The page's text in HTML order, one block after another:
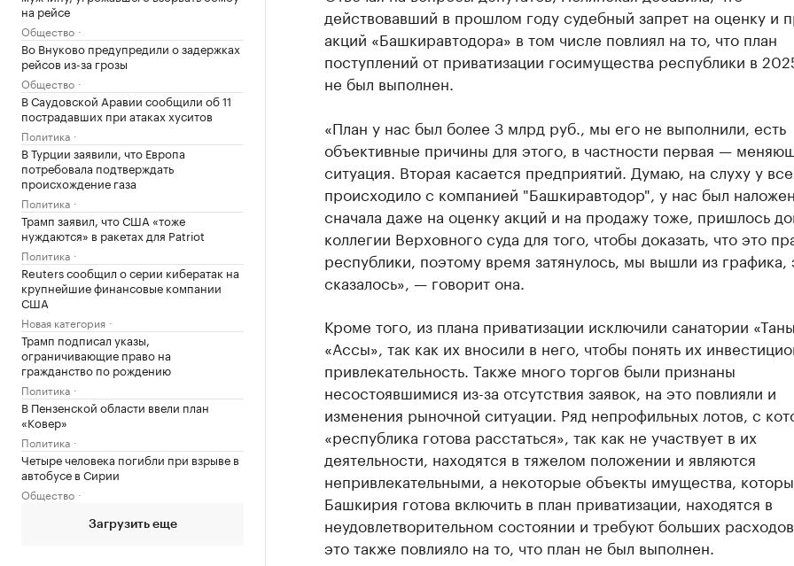
на рейсе
Общество
Во Внуково предупредили о задержках
рейсов из-за грозы
Общество
В Саудовской Аравии сообщили об 11
пострадавших при атаках хуситов
Политика
В Турции заявили, что Европа
потребовала подтверждать
происхождение газа
Политика
Трамп заявил, что США «тоже
нуждаются» в ракетах для Patriot
Политика
Reuters сообщил о серии кибератак на
крупнейшие финансовые компании
США
Новая категория
Трамп подписал указы,
ограничивающие право на
гражданство по рождению
Политика
В Пензенской области ввели план
«Ковер»
Политика
Четыре человека погибли при взрыве в
автобусе в Сирии
Общество
Загрузить еще
действовавший в прошлом году судебный запрет на оценку и
акций «Башкиравтодора» в том числе повлиял на то, что план
поступлений от приватизации госимущества республики в
не был выполнен.
«План у нас был более 3 млрд руб., мы его не выполнили, есть
объективные причины для этого, в частности первая —
ситуация. Вторая касается предприятий. Думаю, на слуху у
происходило с компанией "Башкиравтодор", у нас был
сначала даже на оценку акций и на продажу тоже, пришлось
коллегии Верховного суда для того, чтобы доказать, что это
республики, поэтому время затянулось, мы вышли из графика,
сказалось», — говорит она.
Кроме того, из плана приватизации исключили санатории
«Ассы», так как их вносили в него, чтобы понять их
привлекательность. Также много торгов были признаны
несостоявшимися из-за отсутствия заявок, на это повлияли и
изменения рыночной ситуации. Ряд непрофильных лотов, с
«республика готова расстаться», так как не участвует в их
деятельности, находятся в тяжелом положении и являются
непривлекательными, а некоторые объекты имущества,
Башкирия готова включить в план приватизации, находятся в
неудовлетворительном состоянии и требуют больших
это также повлияло на то, что план не был выполнен.